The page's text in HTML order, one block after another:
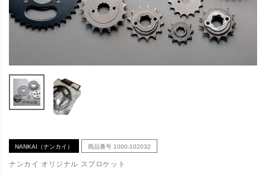
NANKAI（ナンカイ） 商品番号 1000-102032
ナンカイ オリジナル スプロケット